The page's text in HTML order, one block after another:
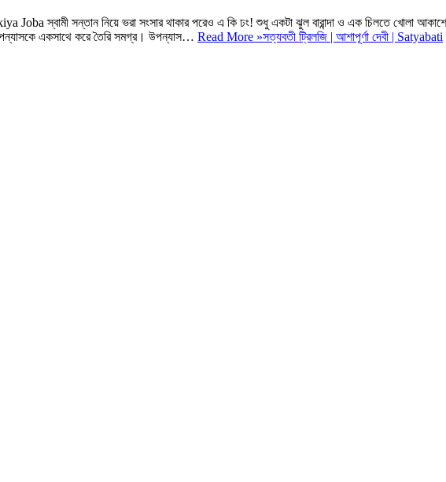
Joba স্বামী সন্তান নিয়ে ভরা সংসার থাকার পরেও এ কি ঢং! শুধু একটা ঝুল বারান্দা ও এক চিলতে খোলা
উপন্যাসকে একসাথে করে তৈরি সমগ্র। উপন্যাস… Read More »সত্যবতী ট্রিলজি | আশাপূর্ণা দেবী | Satyabati